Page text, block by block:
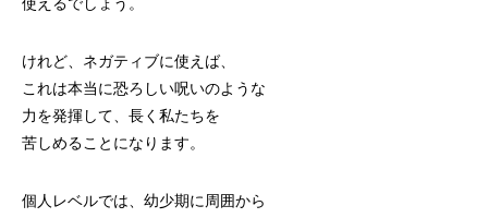
けれど、ネガティブに使えば、
これは本当に恐ろしい呪いのような
力を発揮して、長く私たちを
苦しめることになります。
個人レベルでは、幼少期に周囲から